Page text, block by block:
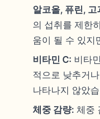
알코올, 퓨린,
의 섭취를 제한
움이 될 수 있지
비타민 C: 비타
적으로 낮추거
나타나지 않았
체중 감량: 체중